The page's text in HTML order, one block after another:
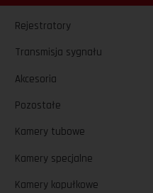
Rejestratory
Transmisja sygnału
Akcesoria
Pozostałe
Kamery tubowe
Kamery specjalne
Kamery kopułkowe